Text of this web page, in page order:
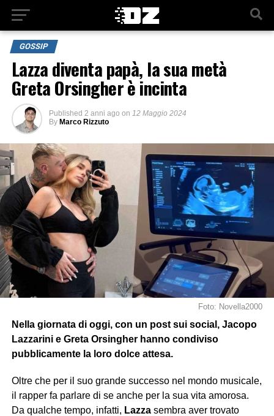
GOSSIP
Lazza diventa papà, la sua metà
Greta Orsingher è incinta
Published 2 anni ago on 12 Maggio 2024
By Marco Rizzuto
Foto: Novella2000
Nella giornata di oggi, con un post sui social, Jacopo
Lazzarini e Greta Orsingher hanno condiviso
pubblicamente la loro dolce attesa.
Oltre che per il suo grande successo nel mondo musicale,
il rapper fa parlare di se anche per la sua vita amorosa.
Da qualche tempo, infatti, Lazzasembra aver trovato